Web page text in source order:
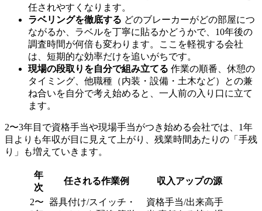
任されやすくなります。
ラベリングを徹底する どのブレーカーがどの部屋につ
ながるか、ラベルを丁寧に貼るかどうかで、10年後の
調査時間が何倍も変わります。ここを軽視する会社
は、短期的な効率だけを追いがちです。
現場の段取りを自分で組み立てる 作業の順番、休憩の
タイミング、他職種（内装・設備・土木など）との兼
ね合いを自分で考え始めると、一人前の入り口に立て
ます。
2〜3年目で資格手当や現場手当がつき始める会社では、1年
目よりも年収が目に見えて上がり、残業時間あたりの「手残
り」も増えていきます。
年
次
任される作業例 収入アップの源
2〜 器具付け/スイッチ・
資格手当/出来高手